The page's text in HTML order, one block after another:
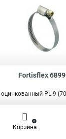
Fortisflex
PL-9
Корзина
0